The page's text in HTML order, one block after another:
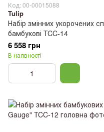
Код: 00-00015088
Tulip
Набір змінних укорочених
бамбукові TCC-14
6 558 грн
В наявності